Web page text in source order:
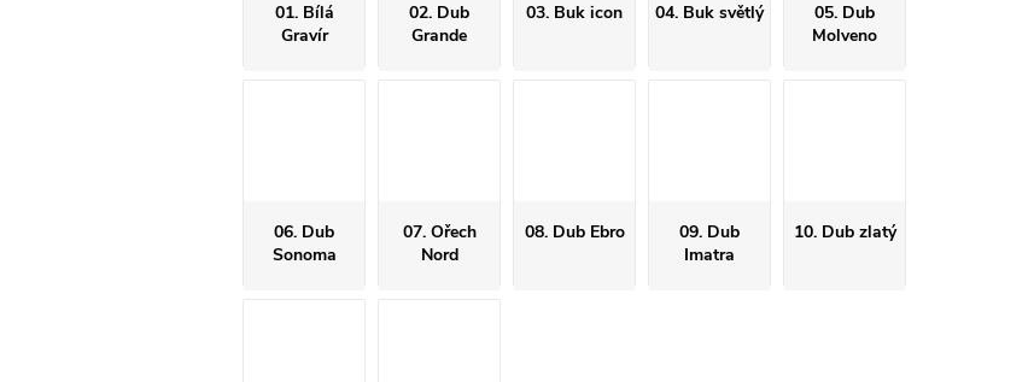
01. Bílá
Gravír
02. Dub
Grande
03. Buk icon 04. Buk světlý
05. Dub
Molveno
06. Dub
Sonoma
07. Ořech
Nord
08. Dub Ebro
09. Dub
Imatra
10. Dub zlatý